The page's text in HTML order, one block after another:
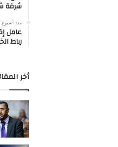
شرفة
منذ أسبوع
عامل
رباط
أخر